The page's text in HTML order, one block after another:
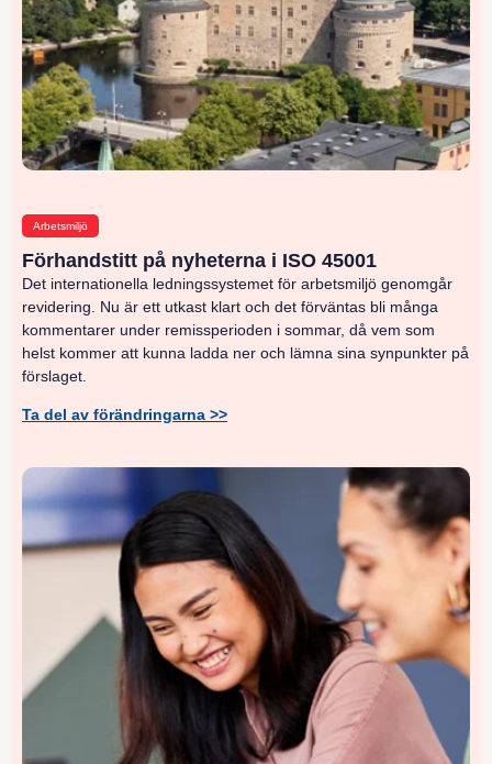
Arbetsmiljö
Förhandstitt på nyheterna i ISO 45001
Det internationella ledningssystemet för arbetsmiljö genomgår
revidering. Nu är ett utkast klart och det förväntas bli många
kommentarer under remissperioden i sommar, då vem som
helst kommer att kunna ladda ner och lämna sina synpunkter på
förslaget.
Ta del av förändringarna >>